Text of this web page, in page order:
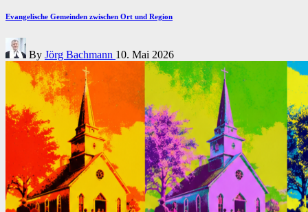
Evangelische Gemeinden zwischen Ort und Region
Posted
by
By Jörg Bachmann 10. Mai 2026